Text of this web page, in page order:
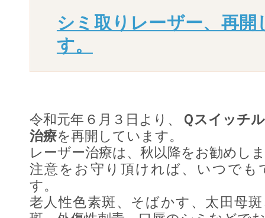
シミ取りレーザー、再開
す。
令和元年６月３日より、
Ｑスイッチ
治療を再開しています。
レーザー治療は、秋以降をお勧めし
注意をお守り頂ければ、いつでも
す。
老人性色素斑、そばかす、太田母